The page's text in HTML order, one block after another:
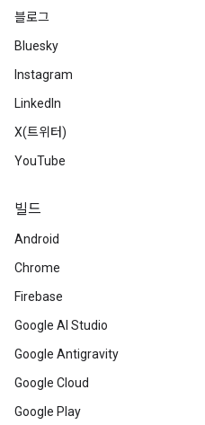
블로그
Bluesky
Instagram
LinkedIn
X(트위터)
YouTube
빌드
Android
Chrome
Firebase
Google AI Studio
Google Antigravity
Google Cloud
Google Play